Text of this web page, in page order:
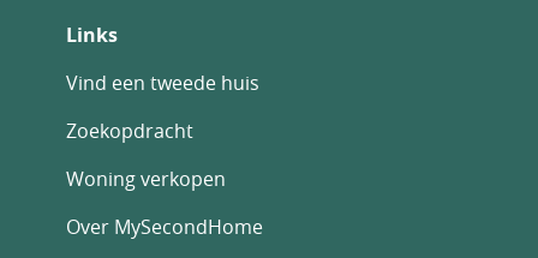
Links
Vind een tweede huis
Zoekopdracht
Woning verkopen
Over MySecondHome